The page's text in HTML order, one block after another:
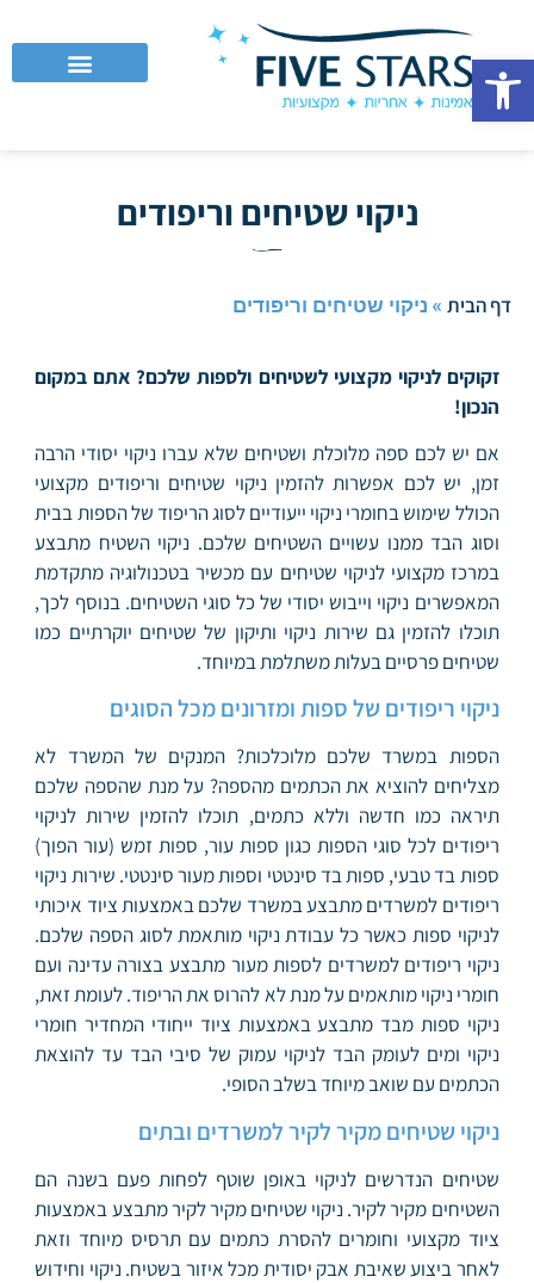
ניקוי שטיחים וריפודים
דף הבית » ניקוי שטיחים וריפודים
זקוקים לניקוי מקצועי לשטיחים ולספות שלכם? אתם במקום
הנכון!
אם יש לכם ספה מלוכלת ושטיחים שלא עברו ניקוי יסודי הרבה
זמן, יש לכם אפשרות להזמין ניקוי שטיחים וריפודים מקצועי
הכולל שימוש בחומרי ניקוי ייעודיים לסוג הריפוד של הספות בבית
וסוג הבד ממנו עשויים השטיחים שלכם. ניקוי השטיח מתבצע
במרכז מקצועי לניקוי שטיחים עם מכשיר בטכנולוגיה מתקדמת
המאפשרים ניקוי וייבוש יסודי של כל סוגי השטיחים. בנוסף לכך,
תוכלו להזמין גם שירות ניקוי ותיקון של שטיחים יוקרתיים כמו
שטיחים פרסיים בעלות משתלמת במיוחד.
ניקוי ריפודים של ספות ומזרונים מכל הסוגים
הספות במשרד שלכם מלוכלכות? המנקים של המשרד לא
מצליחים להוציא את הכתמים מהספה? על מנת שהספה שלכם
תיראה כמו חדשה וללא כתמים, תוכלו להזמין שירות לניקוי
ריפודים לכל סוגי הספות כגון ספות עור, ספות זמש (עור הפוך)
ספות בד טבעי, ספות בד סינטטי וספות מעור סינטטי. שירות ניקוי
ריפודים למשרדים מתבצע במשרד שלכם באמצעות ציוד איכותי
לניקוי ספות כאשר כל עבודת ניקוי מותאמת לסוג הספה שלכם.
ניקוי ריפודים למשרדים לספות מעור מתבצע בצורה עדינה ועם
חומרי ניקוי מותאמים על מנת לא להרוס את הריפוד. לעומת זאת,
ניקוי ספות מבד מתבצע באמצעות ציוד ייחודי המחדיר חומרי
ניקוי ומים לעומק הבד לניקוי עמוק של סיבי הבד עד להוצאת
הכתמים עם שואב מיוחד בשלב הסופי.
ניקוי שטיחים מקיר לקיר למשרדים ובתים
שטיחים הנדרשים לניקוי באופן שוטף לפחות פעם בשנה הם
השטיחים מקיר לקיר. ניקוי שטיחים מקיר לקיר מתבצע באמצעות
ציוד מקצועי וחומרים להסרת כתמים עם תרסיס מיוחד וזאת
לאחר ביצוע שאיבת אבק יסודית מכל איזור בשטיח. ניקוי וחידוש
פתח סרגל נגישות